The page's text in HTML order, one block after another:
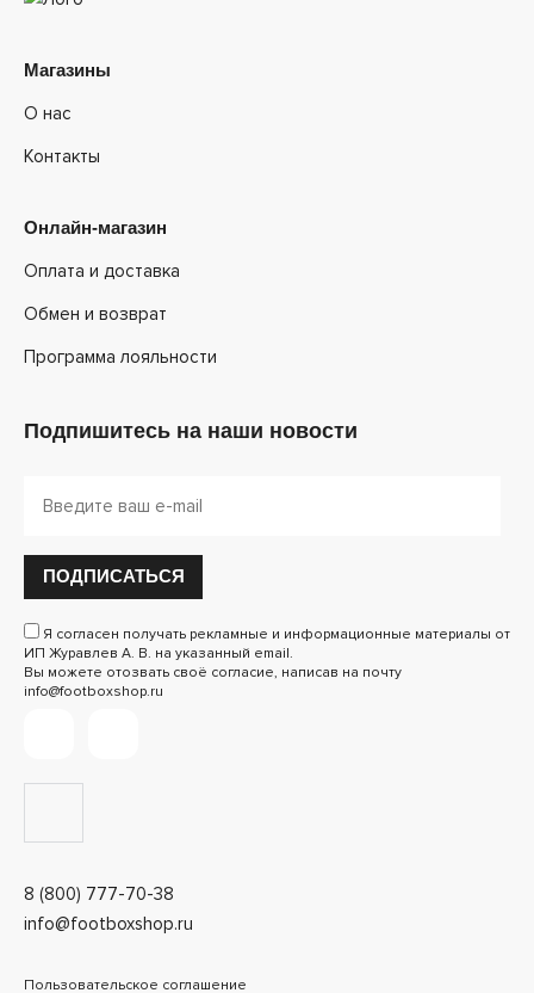
8 (800) 777-70-38
info@footboxshop.ru
Магазины
О нас
Контакты
Онлайн-магазин
Оплата и доставка
Обмен и возврат
Программа лояльности
Подпишитесь на наши новости
ПОДПИСАТЬСЯ
Я согласен получать рекламные и информационные материалы от
ИП Журавлев А. В. на указанный email.
Вы можете отозвать своё согласие, написав на почту
info@footboxshop.ru
Пользовательское соглашение